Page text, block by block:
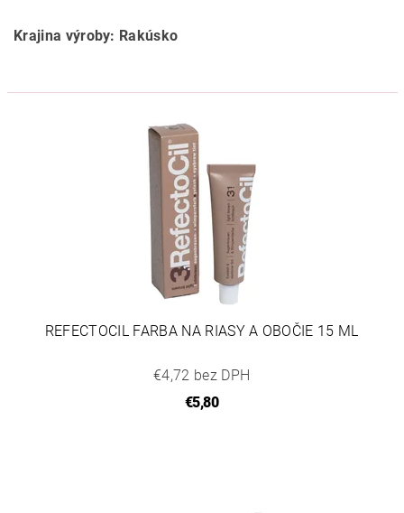
Krajina výroby: Rakúsko
REFECTOCIL FARBA NA RIASY A OBOČIE 15 ML
€4,72 bez DPH
€5,80